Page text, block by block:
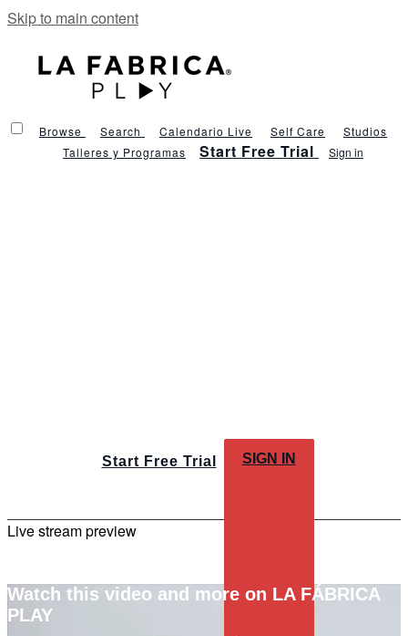
Skip to main content
Browse Search Calendario Live Self Care
Studios
Talleres y Programas
Start Free Trial Sign in
Start Free Trial SIGN IN
Live stream preview
Watch this video and more on LA FÁBRICA
PLAY